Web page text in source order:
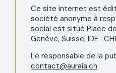
Ce site internet est
société anonyme à
social est situé Place
Genève, Suisse, IDE :
Le responsable de la
contact@auraia.ch